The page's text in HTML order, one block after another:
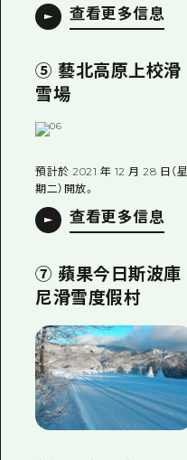
查看更多信息
⑤ 藝北高原上校滑
雪場
預計於 2021 年 12 月 28 日（星
期二）開放。
查看更多信息
⑦ 蘋果今日斯波庫
尼滑雪度假村